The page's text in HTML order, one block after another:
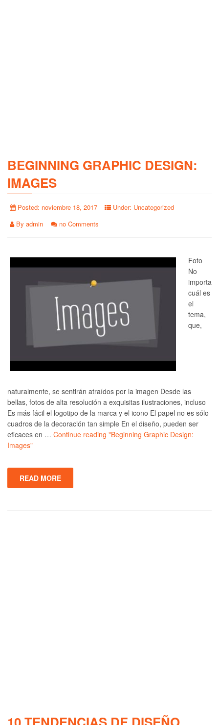
BEGINNING GRAPHIC DESIGN:
IMAGES
Posted: noviembre 18, 2017 Under: Uncategorized
By admin no Comments
Foto
No
importa
cuál es
el
tema,
que,
naturalmente, se sentirán atraídos por la imagen Desde las
bellas, fotos de alta resolución a exquisitas ilustraciones, incluso
Es más fácil el logotipo de la marca y el icono El papel no es sólo
cuadros de la decoración tan simple En el diseño, pueden ser
eficaces en … Continue reading "Beginning Graphic Design:
Images"
READ MORE